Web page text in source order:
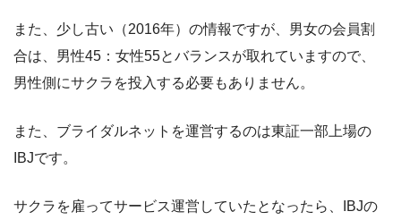
また、少し古い（2016年）の情報ですが、男女の会員割
合は、男性45：女性55とバランスが取れていますので、
男性側にサクラを投入する必要もありません。
また、ブライダルネットを運営するのは東証一部上場の
IBJです。
サクラを雇ってサービス運営していたとなったら、IBJの